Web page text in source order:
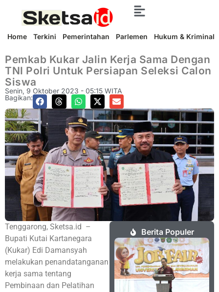
Home Terkini Pemerintahan Parlemen Hukum & Kriminal
Pemkab Kukar Jalin Kerja Sama Dengan
TNI Polri Untuk Persiapan Seleksi Calon
Siswa
Senin, 9 Oktober 2023 - 05:15 WITA
Bagikan:
Tenggarong, Sketsa.id –
Bupati Kutai Kartanegara
(Kukar) Edi Damansyah
melakukan penandatanganan
kerja sama tentang
Pembinaan dan Pelatihan
Berita Populer